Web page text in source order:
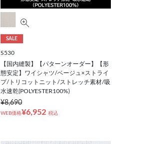
SALE
S530
【国内縫製】【パターンオーダー】【形
態安定】ワイシャツ/ベージュ×ストライ
プ/トリコットニット/ストレッチ素材/吸
水速乾(POLYESTER100%)
¥8,690
WEB価格¥6,952 税込